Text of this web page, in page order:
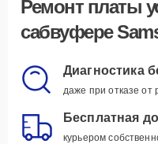
Ремонт платы
сабвуфере
Диагностика
даже при отказе от
Бесплатная
курьером